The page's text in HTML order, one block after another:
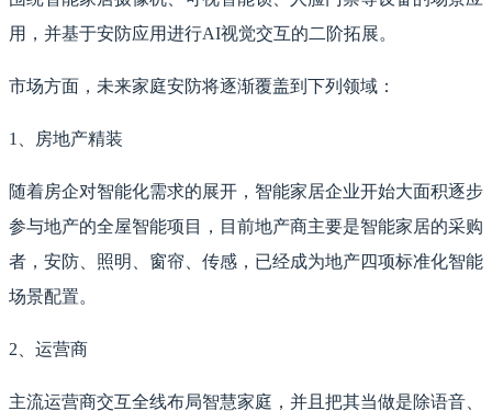
用，并基于安防应用进行AI视觉交互的二阶拓展。
市场方面，未来家庭安防将逐渐覆盖到下列领域：
1、房地产精装
随着房企对智能化需求的展开，智能家居企业开始大面积逐步
参与地产的全屋智能项目，目前地产商主要是智能家居的采购
者，安防、照明、窗帘、传感，已经成为地产四项标准化智能
场景配置。
2、运营商
主流运营商交互全线布局智慧家庭，并且把其当做是除语音、